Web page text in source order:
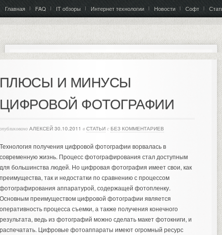
Главная FAQ IT обзоры Интернет технологии Новости Софт
И МИНУСЫ
ФОТОГРАФИИ
АЛЕКСЕЙ 30.10.2011 в СТАТЬИ с БЕЗ КОММЕНТАРИЕВ
получения цифровой фотографии ворвалась в
жизнь. Процесс фотографирования стал доступным
большинства людей. Но цифровая фотография имеет свои, как
так и недостатки по сравнению с процессом
аппаратурой, содержащей фотопленку.
преимуществом цифровой фотографии является
процесса съемки, а также получения конечного
ведь из фотографий можно сделать макетфотокниги, и
Цифровые фотоаппараты имеют огромный ресурс